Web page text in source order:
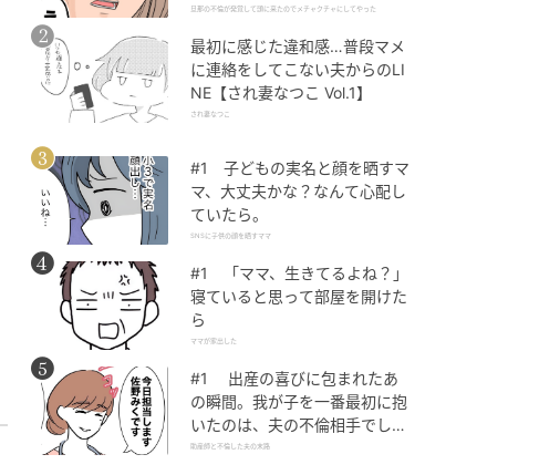
旦那の不倫が発覚して頭に来た
旦那の不倫が発覚して頭に来たのでメチャクチャにしてやった
最初に感じた違和感…普段マメ
に連絡をしてこない夫からのLI
NE【され妻なつこ Vol.1】
され妻なつこ
#1 子どもの実名と顔を晒すマ
マ、大丈夫かな？なんて心配し
ていたら。
SNSに子供の顔を晒すママ
#1 「ママ、生きてるよね？」
寝ていると思って部屋を開けた
ら
ママが家出した
#1 出産の喜びに包まれたあ
の瞬間。我が子を一番最初に抱
いたのは、夫の不倫相手でし
た。
助産師と不倫した夫の末路